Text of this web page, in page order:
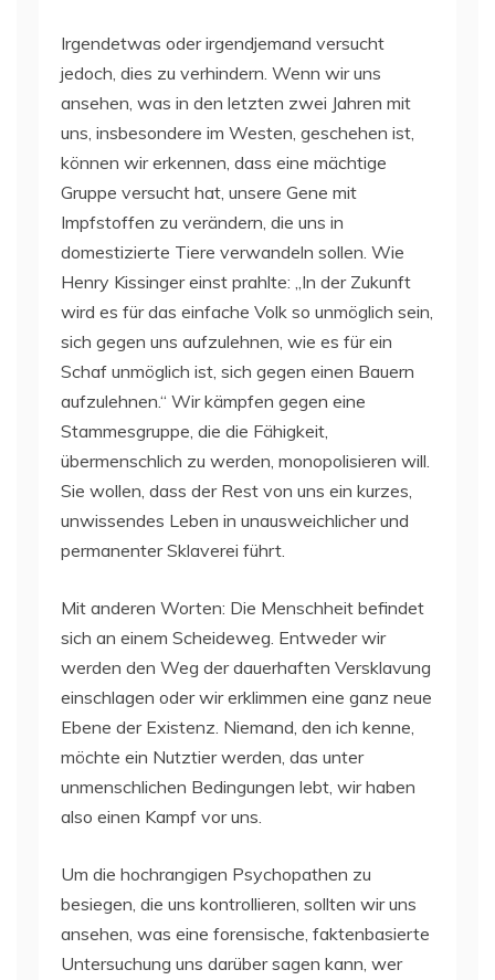
Irgendetwas oder irgendjemand versucht
jedoch, dies zu verhindern. Wenn wir uns
ansehen, was in den letzten zwei Jahren mit
uns, insbesondere im Westen, geschehen ist,
können wir erkennen, dass eine mächtige
Gruppe versucht hat, unsere Gene mit
Impfstoffen zu verändern, die uns in
domestizierte Tiere verwandeln sollen. Wie
Henry Kissinger einst prahlte: „In der Zukunft
wird es für das einfache Volk so unmöglich sein,
sich gegen uns aufzulehnen, wie es für ein
Schaf unmöglich ist, sich gegen einen Bauern
aufzulehnen.“ Wir kämpfen gegen eine
Stammesgruppe, die die Fähigkeit,
übermenschlich zu werden, monopolisieren will.
Sie wollen, dass der Rest von uns ein kurzes,
unwissendes Leben in unausweichlicher und
permanenter Sklaverei führt.
Mit anderen Worten: Die Menschheit befindet
sich an einem Scheideweg. Entweder wir
werden den Weg der dauerhaften Versklavung
einschlagen oder wir erklimmen eine ganz neue
Ebene der Existenz. Niemand, den ich kenne,
möchte ein Nutztier werden, das unter
unmenschlichen Bedingungen lebt, wir haben
also einen Kampf vor uns.
Um die hochrangigen Psychopathen zu
besiegen, die uns kontrollieren, sollten wir uns
ansehen, was eine forensische, faktenbasierte
Untersuchung uns darüber sagen kann, wer